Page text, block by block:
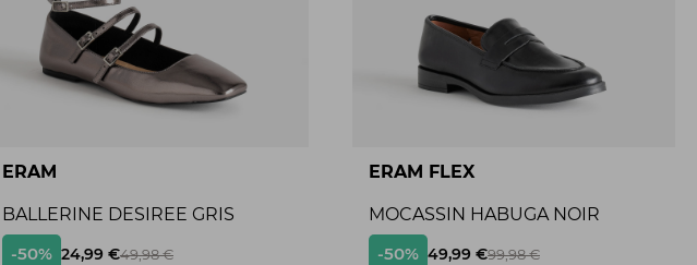
ERAM
BALLERINE DESIREE GRIS
-50% 24,99 €49,98 €
ERAM FLEX
MOCASSIN HABUGA NOIR
-50% 49,99 €99,98 €